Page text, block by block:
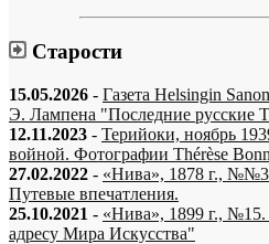
Старости
15.05.2026 - Газета Helsingin
Э. Лампена "Последние русские
12.11.2023 - Терийоки, ноябрь
войной. Фотографии Thérèse
27.02.2022 - «Нива», 1878 г.,
Путевые впечатления.
25.10.2021 - «Нива», 1899 г.,
адресу Мира Искусства"